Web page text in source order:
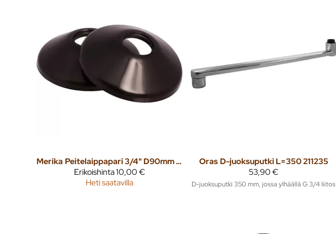
Merika
Peitelaippapari 3/4" D90mm korkeus 25mm musta
Erikoishinta10,00 €
Heti saatavilla
Oras D-juoksuputki L=350 211235
53,90 €
D-juoksuputki 350 mm, jossa ylhäällä G 3/4 liitos